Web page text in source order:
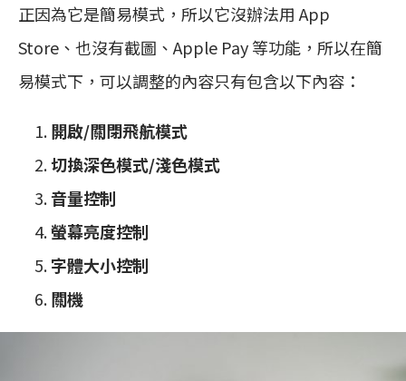
正因為它是簡易模式，所以它沒辦法用 App
Store、也沒有截圖、Apple Pay 等功能，所以在簡
易模式下，可以調整的內容只有包含以下內容：
開啟/關閉飛航模式
切換深色模式/淺色模式
音量控制
螢幕亮度控制
字體大小控制
關機